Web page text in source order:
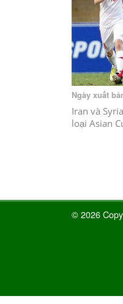
Ngày xuất
Iran và
loại Asian
© 2026